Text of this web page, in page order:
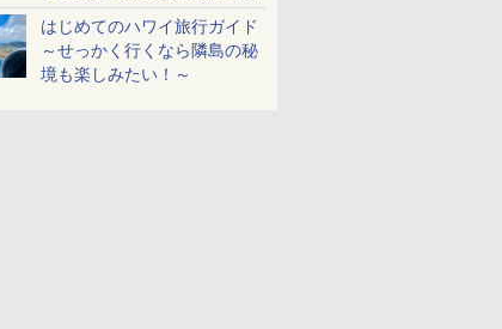
ホとマイナカードのみ
はじめてのハワイ旅行ガイド
～せっかく行くなら隣島の秘
境も楽しみたい！～